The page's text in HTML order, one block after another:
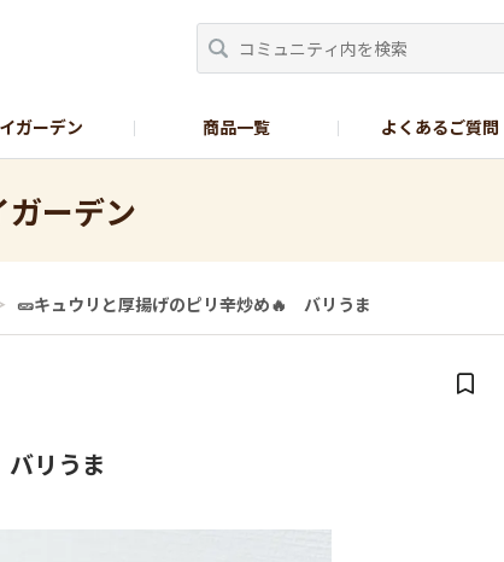
ガーデン 商品一覧 よくあるご質問
ガーデン
🥒キュウリと厚揚げのピリ辛炒め🔥 バリうま
リうま